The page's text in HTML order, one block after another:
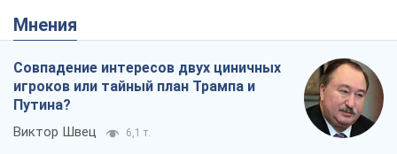
Мнения
Совпадение интересов двух циничных
игроков или тайный план Трампа и
Путина?
Виктор Швец 6,1 т.